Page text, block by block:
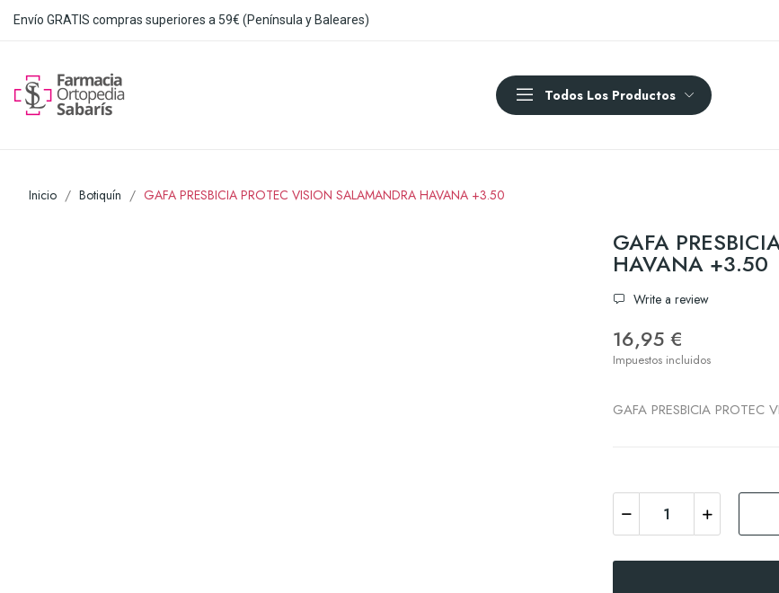
Envío GRATIS compras superiores a 59€ (Península y Baleares)
Todos Los Productos
Inicio Botiquín GAFA PRESBICIA PROTEC VISION SALAMANDRA HAVANA +3.50
GAFA
HAVANA +3.50
Write a review
16,95 €
Impuestos incluidos
GAFA PRESBICIA